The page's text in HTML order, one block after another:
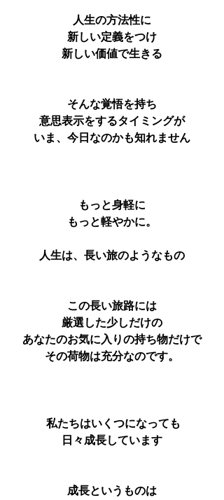
人生の方法性に
新しい定義をつけ
新しい価値で生きる
そんな覚悟を持ち
意思表示をするタイミングが
いま、今日なのかも知れません
もっと身軽に
もっと軽やかに。
人生は、長い旅のようなもの
この長い旅路には
厳選した少しだけの
あなたのお気に入りの持ち物だけで
その荷物は充分なのです。
私たちはいくつになっても
日々成長しています
成長というものは